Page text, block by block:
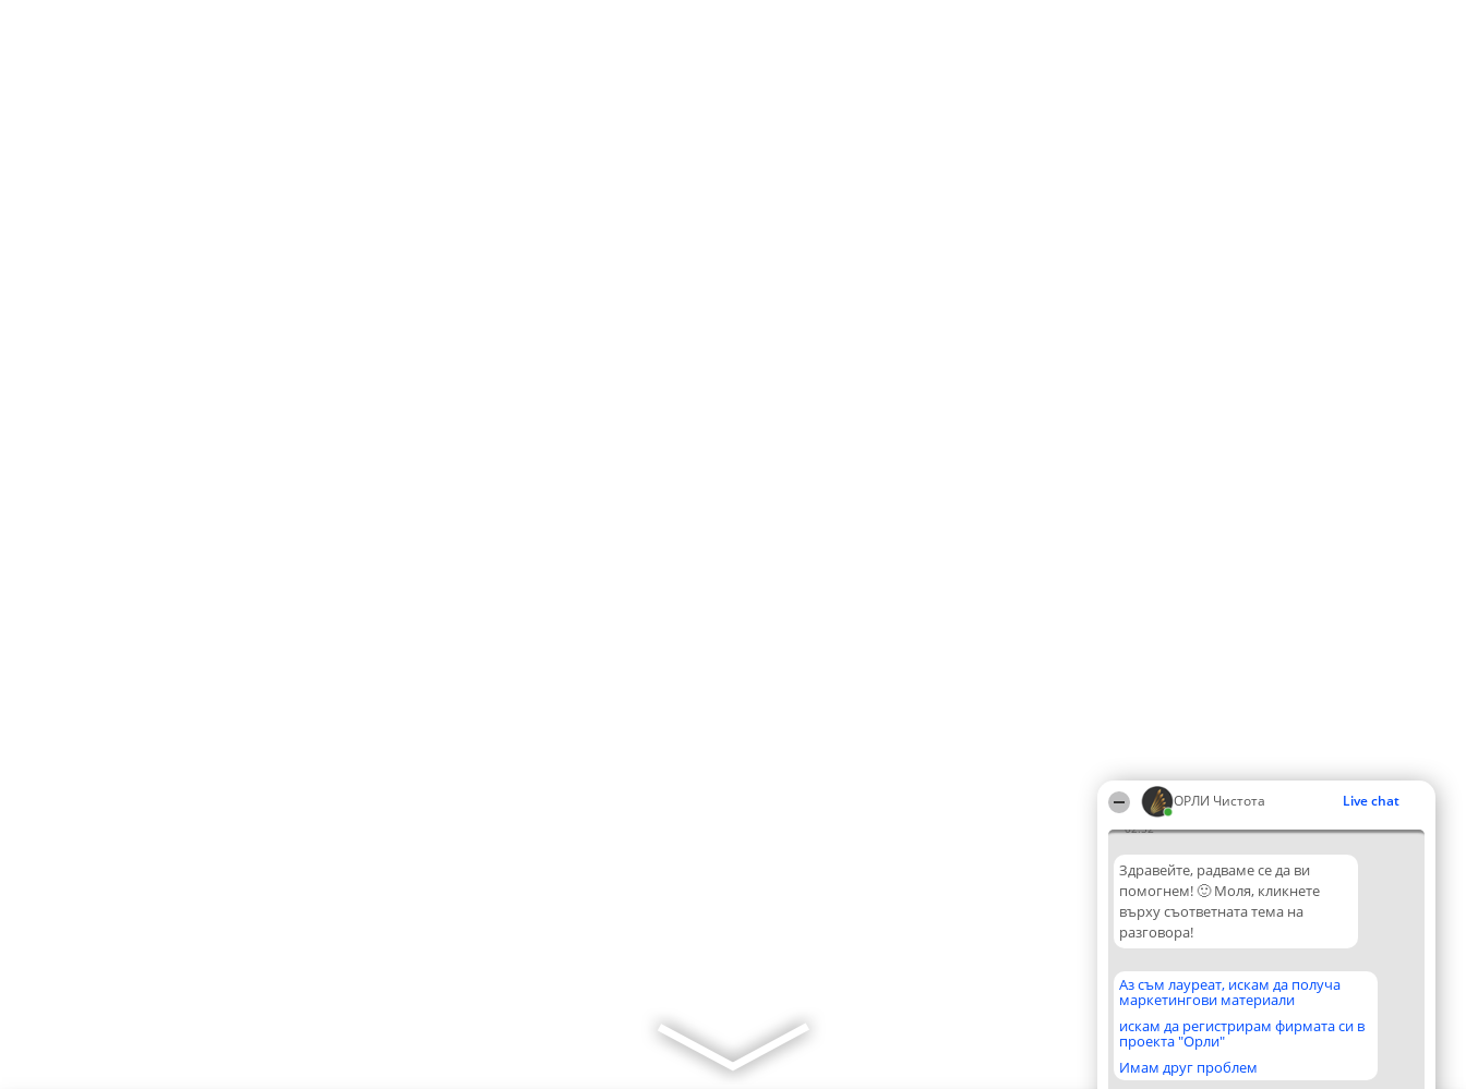
ОРЛИ Чистота Live chat
02:52
Здравейте, радваме се да ви
помогнем! 🙂 Моля, кликнете
върху съответната тема на
разговора!
Аз съм лауреат, искам да получа
маркетингови материали
искам да регистрирам фирмата си в
проекта "Орли"
Имам друг проблем